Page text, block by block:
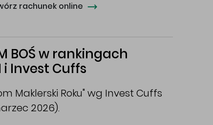
rachunek online
BOŚ w rankingach
i Invest Cuffs
Maklerski Roku" wg Invest Cuffs
2026).